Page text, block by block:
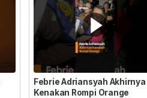
Febrie Adriansyah Akhirnya
Kenakan Rompi Orange